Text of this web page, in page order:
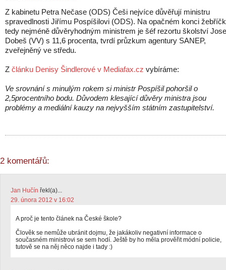
Z kabinetu Petra Nečase (ODS) Češi nejvíce důvěřují ministru
spravedlnosti Jiřímu Pospíšilovi (ODS). Na opačném konci
tedy nejméně důvěryhodným ministrem je šéf rezortu školství
Dobeš (VV) s 11,6 procenta, tvrdí průzkum agentury SANEP,
zveřejněný ve středu.
Z článku Denisy Šindlerové v Mediafax.cz vybíráme:
Ve srovnání s minulým rokem si ministr Pospíšil pohoršil o
2,5procentního bodu. Důvodem klesající důvěry ministra jsou
problémy a mediální kauzy na nejvyšším státním zastupitelství.
2 komentářů:
Jan Hučín řekl(a)...
29. února 2012 v 16:02
A proč je tento článek na České škole?
Člověk se nemůže ubránit dojmu, že jakákoliv negativní informace o
současném ministrovi se sem hodí. Ještě by ho měla prověřit módní policie,
tutově se na něj něco najde i tady :)